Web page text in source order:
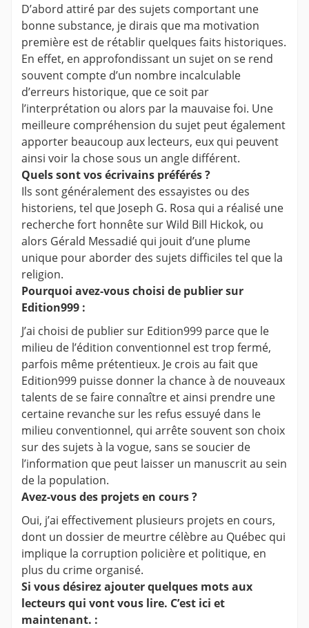
D’abord attiré par des sujets comportant une
bonne substance, je dirais que ma motivation
première est de rétablir quelques faits historiques.
En effet, en approfondissant un sujet on se rend
souvent compte d’un nombre incalculable
d’erreurs historique, que ce soit par
l’interprétation ou alors par la mauvaise foi. Une
meilleure compréhension du sujet peut également
apporter beaucoup aux lecteurs, eux qui peuvent
ainsi voir la chose sous un angle différent.
Quels sont vos écrivains préférés ?
Ils sont généralement des essayistes ou des
historiens, tel que Joseph G. Rosa qui a réalisé une
recherche fort honnête sur Wild Bill Hickok, ou
alors Gérald Messadié qui jouit d’une plume
unique pour aborder des sujets difficiles tel que la
religion.
Pourquoi avez-vous choisi de publier sur
Edition999 :
J’ai choisi de publier sur Edition999 parce que le
milieu de l’édition conventionnel est trop fermé,
parfois même prétentieux. Je crois au fait que
Edition999 puisse donner la chance à de nouveaux
talents de se faire connaître et ainsi prendre une
certaine revanche sur les refus essuyé dans le
milieu conventionnel, qui arrête souvent son choix
sur des sujets à la vogue, sans se soucier de
l’information que peut laisser un manuscrit au sein
de la population.
Avez-vous des projets en cours ?
Oui, j’ai effectivement plusieurs projets en cours,
dont un dossier de meurtre célèbre au Québec qui
implique la corruption policière et politique, en
plus du crime organisé.
Si vous désirez ajouter quelques mots aux
lecteurs qui vont vous lire. C’est ici et
maintenant. :